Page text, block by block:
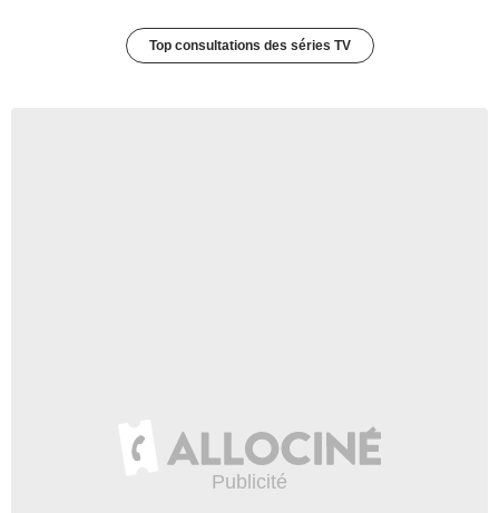
Top consultations des séries TV